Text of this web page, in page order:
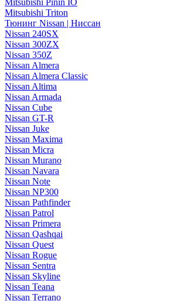
Mitsubishi Pinin IO
Mitsubishi Triton
Тюнинг Nissan | Ниссан
Nissan 240SX
Nissan 300ZX
Nissan 350Z
Nissan Almera
Nissan Almera Classic
Nissan Altima
Nissan Armada
Nissan Cube
Nissan GT-R
Nissan Juke
Nissan Maxima
Nissan Micra
Nissan Murano
Nissan Navara
Nissan Note
Nissan NP300
Nissan Pathfinder
Nissan Patrol
Nissan Primera
Nissan Qashqai
Nissan Quest
Nissan Rogue
Nissan Sentra
Nissan Skyline
Nissan Teana
Nissan Terrano